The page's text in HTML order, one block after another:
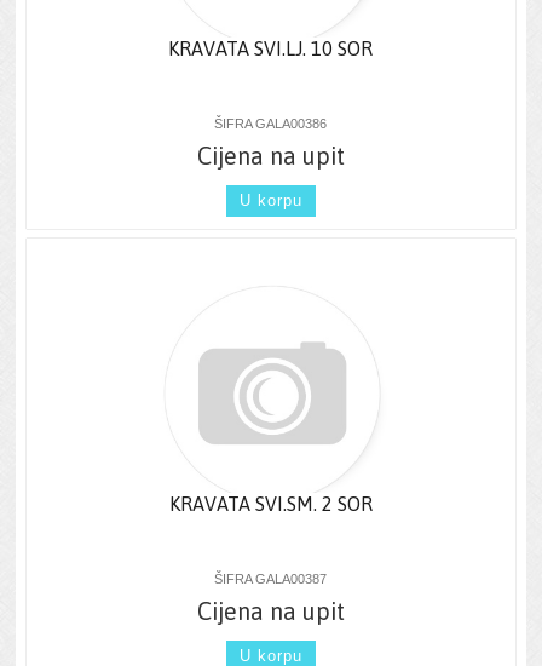
KRAVATA SVI.LJ. 10 SOR
ŠIFRA GALA00386
Cijena na upit
U korpu
KRAVATA SVI.SM. 2 SOR
ŠIFRA GALA00387
Cijena na upit
U korpu